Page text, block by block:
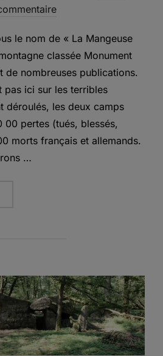
le
le nom de « La Mangeuse
classée Monument
de nombreuses publications.
pas ici sur les terribles
déroulés, les deux camps
00 pertes (tués, blessés,
morts français et allemands.
…